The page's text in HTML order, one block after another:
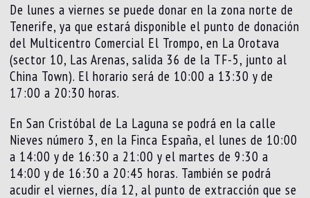
De lunes a viernes se puede donar en la zona norte de
Tenerife, ya que estará disponible el punto de donación
del Multicentro Comercial El Trompo, en La Orotava
(sector 10, Las Arenas, salida 36 de la TF-5, junto al
China Town). El horario será de 10:00 a 13:30 y de
17:00 a 20:30 horas.
En San Cristóbal de La Laguna se podrá en la calle
Nieves número 3, en la Finca España, el lunes de 10:00
a 14:00 y de 16:30 a 21:00 y el martes de 9:30 a
14:00 y de 16:30 a 20:45 horas. También se podrá
acudir el viernes, día 12, al punto de extracción que se